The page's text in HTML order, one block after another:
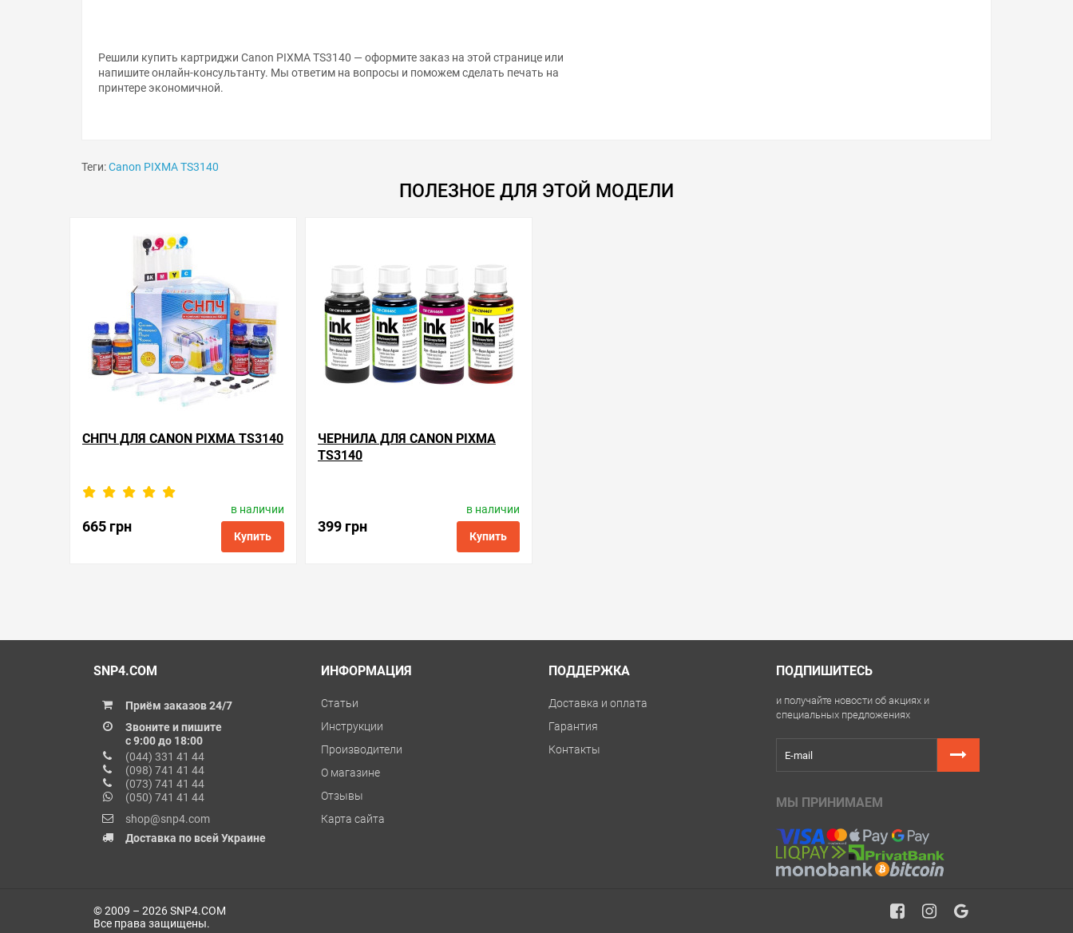
Решили купить картриджи Canon PIXMA TS3140 — оформите заказ на этой странице или
напишите онлайн-консультанту. Мы ответим на вопросы и поможем сделать печать на
принтере экономичной.
Теги: Canon PIXMA TS3140
ПОЛЕЗНОЕ ДЛЯ ЭТОЙ МОДЕЛИ
СНПЧ ДЛЯ CANON PIXMA TS3140
665 грн
в наличии
Купить
WWM
sc.0126
ЧЕРНИЛА ДЛЯ CANON PIXMA
TS3140
399 грн
в наличии
Купить
ColorWay
ink.c.new.4
SNP4.COM
Приём заказов 24/7
Звоните и пишите
с 9:00 до 18:00
(044) 331 41 44
(098) 741 41 44
(073) 741 41 44
(050) 741 41 44
shop@snp4.com
Доставка по всей Украине
ИНФОРМАЦИЯ
Статьи
Инструкции
Производители
О магазине
Отзывы
Карта сайта
ПОДДЕРЖКА
Доставка и оплата
Гарантия
Контакты
ПОДПИШИТЕСЬ
и получайте новости об акциях и
специальных предложениях
МЫ ПРИНИМАЕМ
© 2009 – 2026 SNP4.COM
Все права защищены.